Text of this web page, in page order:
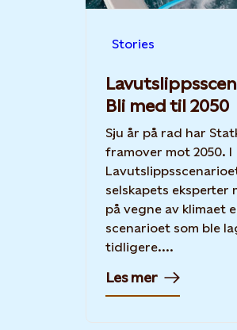
Stories
Bli med til 2050
Sju år på rad har
framover mot 2050. I
selskapets eksperter
på vegne av klimaet
scenarioet som ble
tidligere....
Les mer